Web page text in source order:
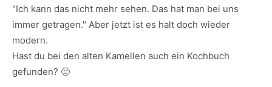
"Ich kann das nicht mehr sehen. Das hat man bei uns
immer getragen." Aber jetzt ist es halt doch wieder
modern.
Hast du bei den alten Kamellen auch ein Kochbuch
gefunden? 🙂